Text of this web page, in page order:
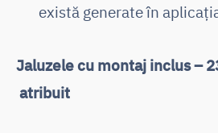
există generate în
Jaluzele cu montaj inclus –
atribuit